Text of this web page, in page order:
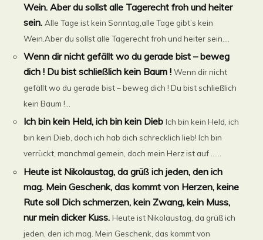
Wein. Aber du sollst alle Tagerecht froh und heiter
sein. Alle Tage ist kein Sonntag,alle Tage gibt’s kein
Wein.Aber du sollst alle Tagerecht froh und heiter sein....
Wenn dir nicht gefällt wo du gerade bist – beweg
dich ! Du bist schließlich kein Baum ! Wenn dir nicht
gefällt wo du gerade bist – beweg dich ! Du bist schließlich
kein Baum !...
Ich bin kein Held, ich bin kein Dieb Ich bin kein Held, ich
bin kein Dieb, doch ich hab dich schrecklich lieb! Ich bin
verrückt, manchmal gemein, doch mein Herz ist auf ......
Heute ist Nikolaustag, da grüß ich jeden, den ich
mag. Mein Geschenk, das kommt von Herzen, keine
Rute soll Dich schmerzen, kein Zwang, kein Muss,
nur mein dicker Kuss. Heute ist Nikolaustag, da grüß ich
jeden, den ich mag. Mein Geschenk, das kommt von